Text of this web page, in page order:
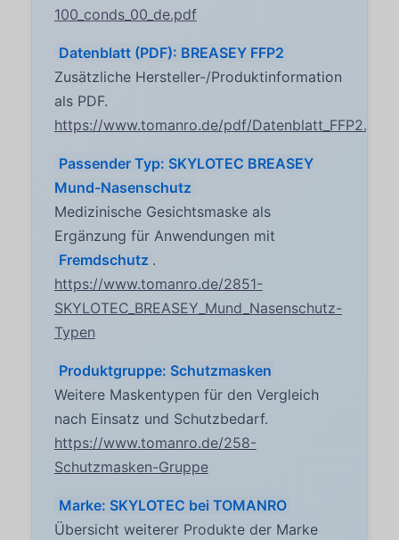
100_conds_00_de.pdf
Datenblatt (PDF): BREASEY FFP2
Zusätzliche Hersteller-/Produktinformation
als PDF.
https://www.tomanro.de/pdf/Datenblatt_FFP2.pdf
Passender Typ: SKYLOTEC BREASEY
Mund-Nasenschutz
Medizinische Gesichtsmaske als
Ergänzung für Anwendungen mit
Fremdschutz .
https://www.tomanro.de/2851-
SKYLOTEC_BREASEY_Mund_Nasenschutz-
Typen
Produktgruppe: Schutzmasken
Weitere Maskentypen für den Vergleich
nach Einsatz und Schutzbedarf.
https://www.tomanro.de/258-
Schutzmasken-Gruppe
Marke: SKYLOTEC bei TOMANRO
Übersicht weiterer Produkte der Marke